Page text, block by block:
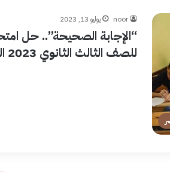
noor يوليو 13, 2023
“الإجابة الصحيحة”.. حل
للصف الثالث الثانوي 2023 الدور الأول